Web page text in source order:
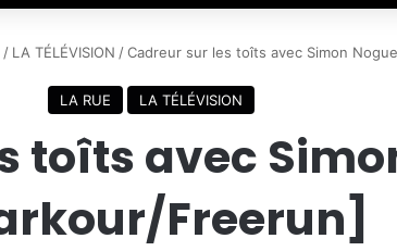
/ LA TÉLÉVISION / Cadreur sur les toîts avec Simon
LA RUE LA TÉLÉVISION
toîts avec
Freerun]